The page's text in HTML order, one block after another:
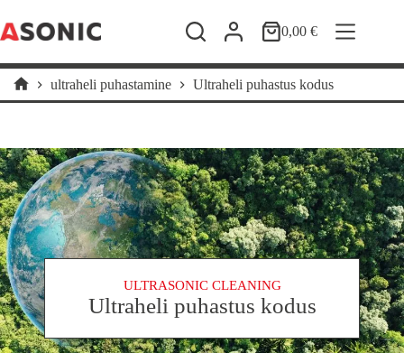
to
content
Shopping
0,00€
Home
ultraheli puhastamine Ultraheli puhastus kodus
ULTRASONIC CLEANING
Ultraheli puhastus kodus